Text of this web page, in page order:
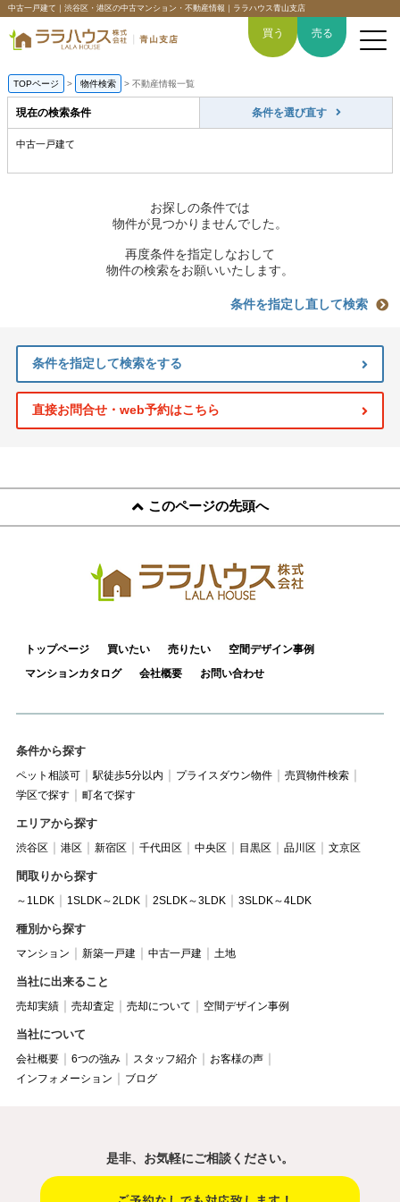
中古一戸建て｜渋谷区・港区の中古マンション・不動産情報｜ララハウス青山支店
スタッフ紹介
来店予約
買う 売る
TOPページ > 物件検索 > 不動産情報一覧
現在の検索条件 条件を選び直す
中古一戸建て
お探しの条件では
物件が見つかりませんでした。
再度条件を指定しなおして
物件の検索をお願いいたします。
条件を指定し直して検索
条件を指定して検索をする
直接お問合せ・web予約はこちら
このページの先頭へ
トップページ 買いたい 売りたい
空間デザイン事例
マンションカタログ
会社概要 お問い合わせ
条件から探す
ペット相談可 駅徒歩5分以内 プライスダウン物件
売買物件検索
学区で探す
町名で探す
エリアから探す
渋谷区 港区 新宿区 千代田区 中央区 目黒区 品川区 文京区
間取りから探す
～1LDK 1SLDK～2LDK 2SLDK～3LDK 3SLDK～4LDK
種別から探す
マンション 新築一戸建 中古一戸建 土地
当社に出来ること
売却実績 売却査定 売却について 空間デザイン事例
当社について
会社概要 6つの強み スタッフ紹介
お客様の声
インフォメーション
ブログ
是非、お気軽にご相談ください。